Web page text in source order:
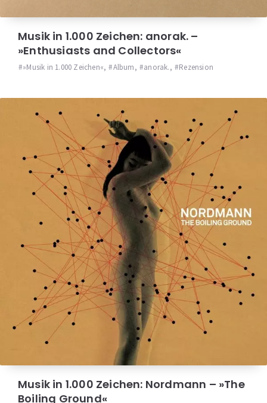
Musik in 1.000 Zeichen: anorak. –
»Enthusiasts and Collectors«
»Musik in 1.000 Zeichen«, Album, anorak., Rezension
Musik in 1.000 Zeichen: Nordmann – »The
Boiling Ground«